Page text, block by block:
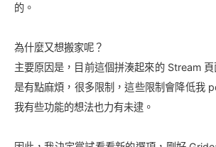
的。
為什麼又想搬家呢？
主要原因是，目前這個拼湊起來的 Stream
是有點麻煩，很多限制，這些限制會降低我
我有些功能的想法也力有未逮。